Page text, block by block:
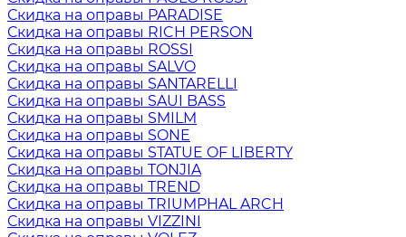
Скидка на оправы PARADISE
Скидка на оправы RICH PERSON
Скидка на оправы ROSSI
Скидка на оправы SALVO
Скидка на оправы SANTARELLI
Скидка на оправы SAUI BASS
Скидка на оправы SMILM
Скидка на оправы SONE
Скидка на оправы STATUE OF LIBERTY
Скидка на оправы TONJIA
Скидка на оправы TREND
Скидка на оправы TRIUMPHAL ARCH
Скидка на оправы VIZZINI